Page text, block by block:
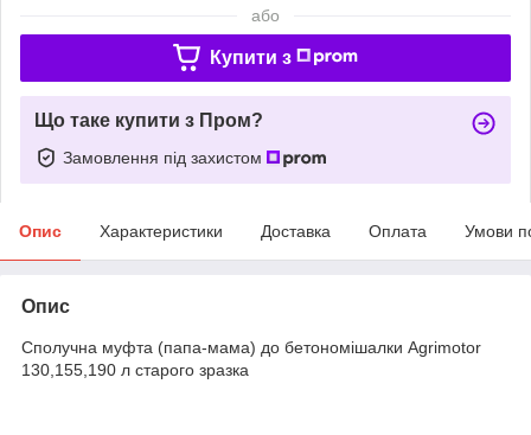
або
Купити з
Що таке купити з Пром?
Замовлення під захистом
Опис Характеристики Доставка Оплата Умови
Опис
Сполучна муфта (папа-мама) до бетономішалки Agrimotor
130,155,190 л старого зразка